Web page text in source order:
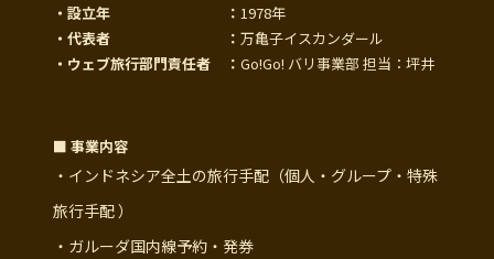
・設立年
： 1978年
・代表者
： 万亀子イスカンダール
・ウェブ旅行部門責任者
： Go!Go! バリ事業部 担当：坪井
■ 事業内容
・インドネシア全土の旅行手配（個人・グループ・特殊
旅行手配 ）
・ガルーダ国内線予約・発券